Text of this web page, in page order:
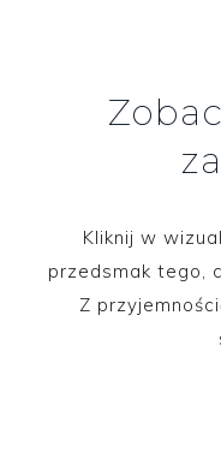
Kliknij w
przedsmak tego,
Z